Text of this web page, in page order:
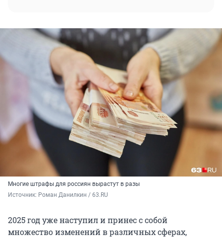
Многие штрафы для россиян вырастут в разы
Источник: Роман Данилкин / 63.RU
2025 год уже наступил и принес с собой
множество изменений в различных сферах,